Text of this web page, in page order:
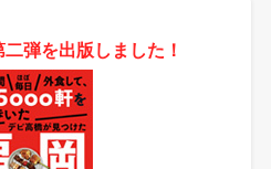
弾を出版しました！